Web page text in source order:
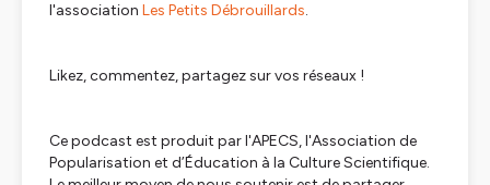
l'association Les Petits Débrouillards.
Likez, commentez, partagez sur vos réseaux !
Ce podcast est produit par l'APECS, l'Association de
Popularisation et d’Éducation à la Culture Scientifique.